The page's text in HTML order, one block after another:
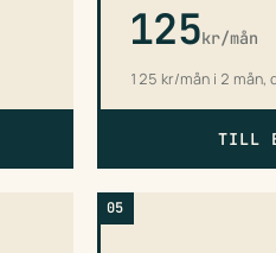
125kr/mån
125 kr/mån i 2 mån,
TILL
05